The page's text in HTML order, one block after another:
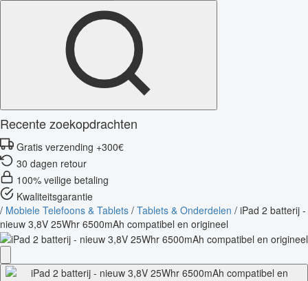
Recente zoekopdrachten
Gratis verzending +300€
30 dagen retour
100% veilige betaling
Kwaliteitsgarantie
/ Mobiele Telefoons & Tablets / Tablets & Onderdelen / iPad 2 batterij -
nieuw 3,8V 25Whr 6500mAh compatibel en origineel